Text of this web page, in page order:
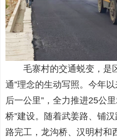
毛寨村的交通蜕变，是
通”理念的生动写照。今年
后一公里”，全力推进25公
桥”建设。随着武姜路、铺
路完工，龙沟桥、汉明村和